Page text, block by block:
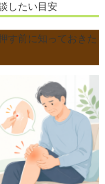
したい目安
す前に知っておきた